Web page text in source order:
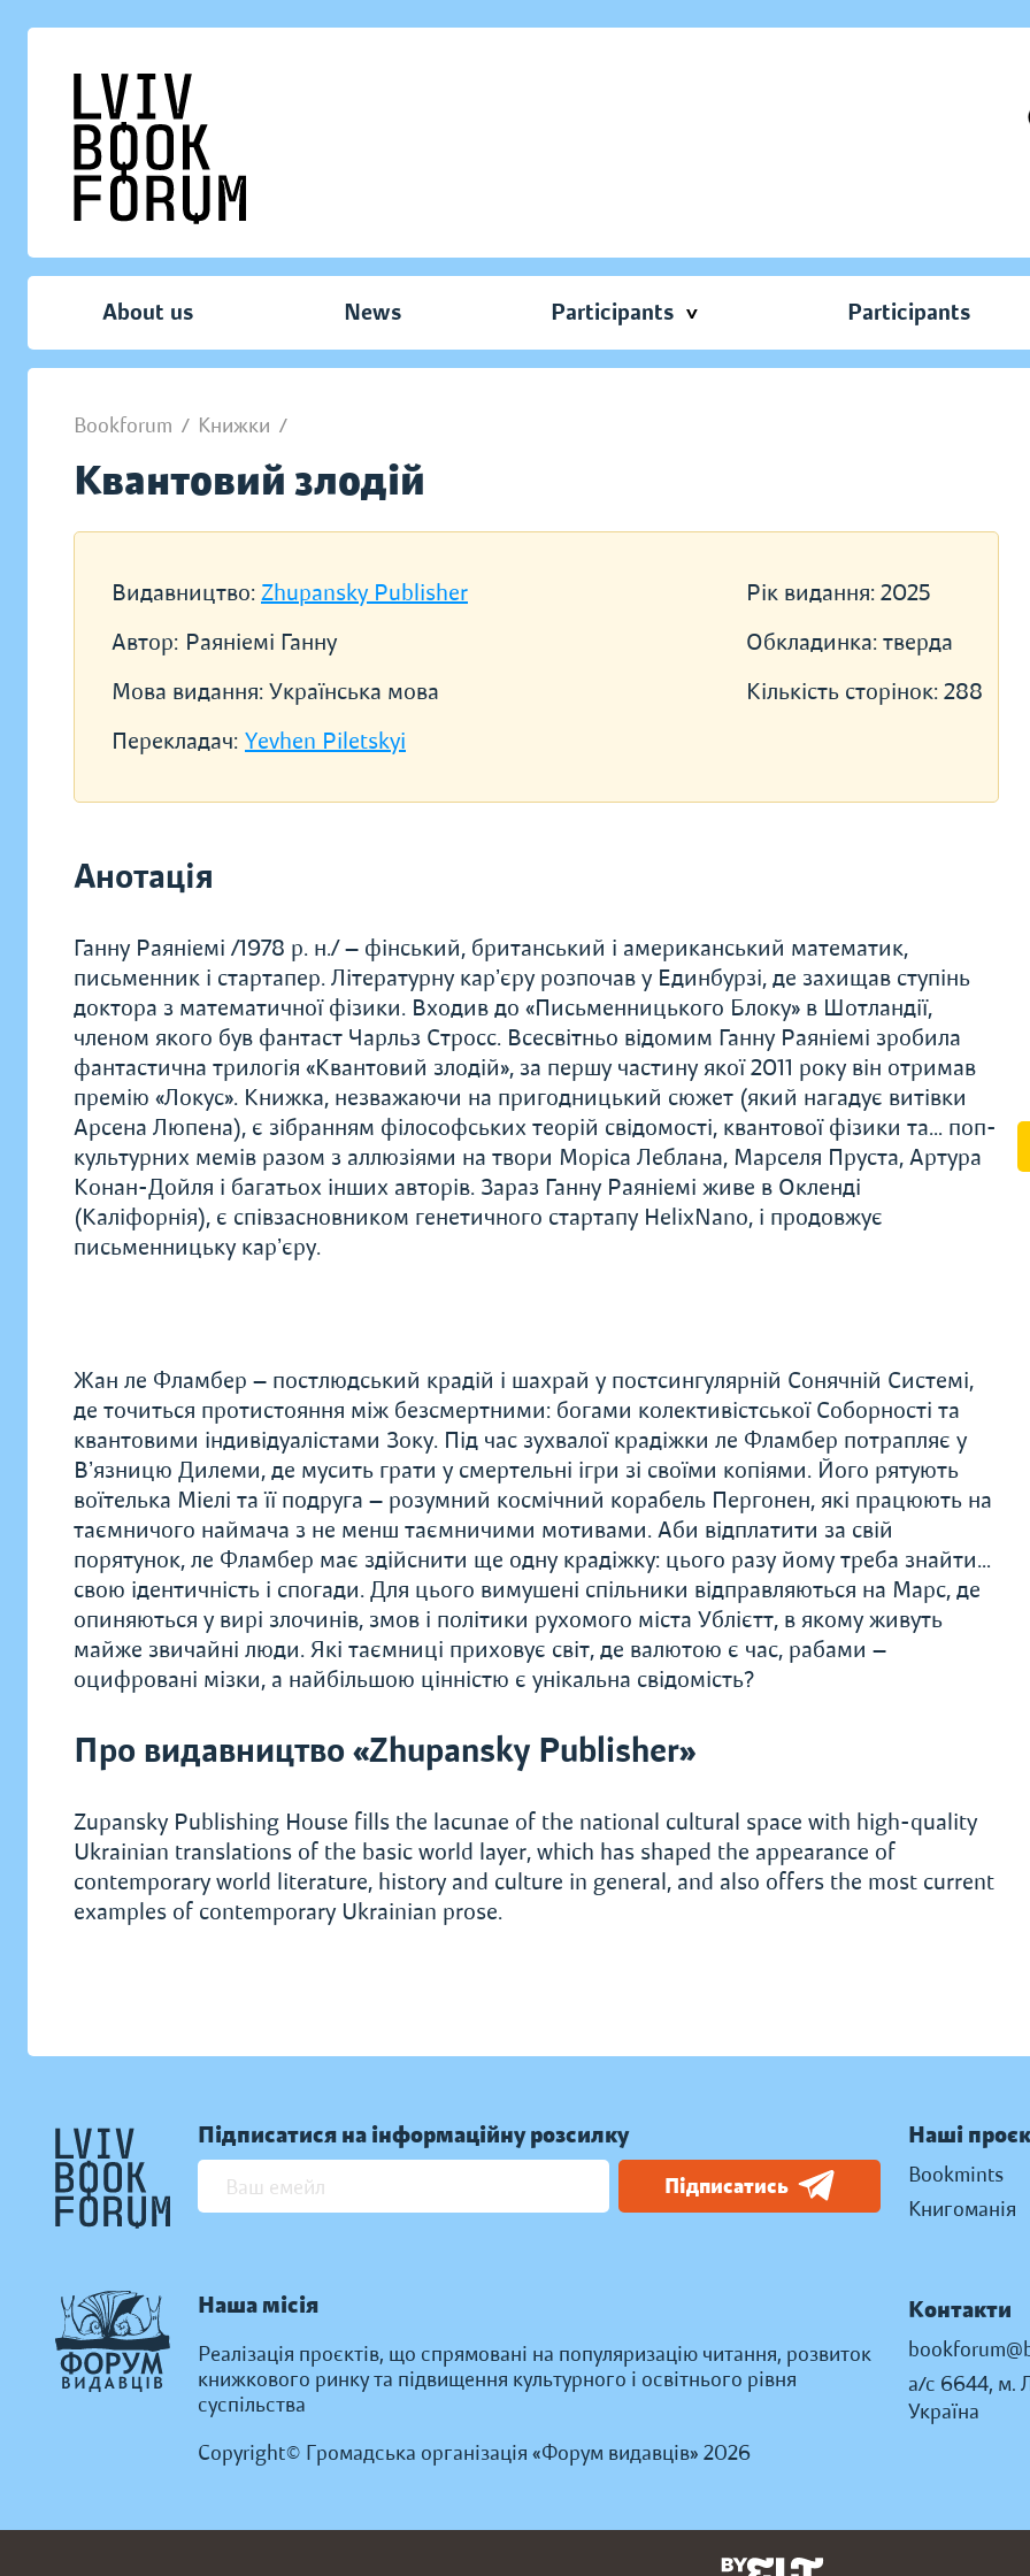
About us News Participants Participants
Bookforum / Книжки /
Квантовий злодій
Видавництво: Zhupansky Publisher
Автор: Раяніемі Ганну
Мова видання: Українська мова
Перекладач: Yevhen Piletskyi
Рік видання: 2025
Обкладинка: тверда
Кількість сторінок: 288
Анотація
Ганну Раяніемі /1978 р. н./ — фінський, британський і американський математик,
письменник і стартапер. Літературну карʼєру розпочав у Единбурзі, де захищав ступінь
доктора з математичної фізики. Входив до «Письменницького Блоку» в Шотландії,
членом якого був фантаст Чарльз Стросс. Всесвітньо відомим Ганну Раяніемі зробила
фантастична трилогія «Квантовий злодій», за першу частину якої 2011 року він отримав
премію «Локус». Книжка, незважаючи на пригодницький сюжет (який нагадує витівки
Арсена Люпена), є зібранням філософських теорій свідомості, квантової фізики та… поп-
культурних мемів разом з аллюзіями на твори Моріса Леблана, Марселя Пруста, Артура
Конан-Дойля і багатьох інших авторів. Зараз Ганну Раяніемі живе в Окленді
(Каліфорнія), є співзасновником генетичного стартапу HelixNano, і продовжує
письменницьку карʼєру.
Жан ле Фламбер — постлюдський крадій і шахрай у постсингулярній Сонячній Системі,
де точиться протистояння між безсмертними: богами колективістської Соборності та
квантовими індивідуалістами Зоку. Під час зухвалої крадіжки ле Фламбер потрапляє у
Вʼязницю Дилеми, де мусить грати у смертельні ігри зі своїми копіями. Його рятують
воїтелька Міелі та її подруга — розумний космічний корабель Пергонен, які працюють на
таємничого наймача з не менш таємничими мотивами. Аби відплатити за свій
порятунок, ле Фламбер має здійснити ще одну крадіжку: цього разу йому треба знайти…
свою ідентичність і спогади. Для цього вимушені спільники відправляються на Марс, де
опиняються у вирі злочинів, змов і політики рухомого міста Ублієтт, в якому живуть
майже звичайні люди. Які таємниці приховує світ, де валютою є час, рабами —
оцифровані мізки, а найбільшою цінністю є унікальна свідомість?
Про видавництво «Zhupansky Publisher»
Zupansky Publishing House fills the lacunae of the national cultural space with high-quality
Ukrainian translations of the basic world layer, which has shaped the appearance of
contemporary world literature, history and culture in general, and also offers the most current
examples of contemporary Ukrainian prose.
Підписатися на інформаційну розсилку
Підписатись
Наша місія
Реалізація проєктів, що спрямовані на популяризацію читання, розвиток
книжкового ринку та підвищення культурного і освітнього рівня
суспільства
Copyright© Громадська організація «Форум видавців» 2026
Наші
Bookmints
Книгоманія
Контакти
а/с 6644, м.
Україна